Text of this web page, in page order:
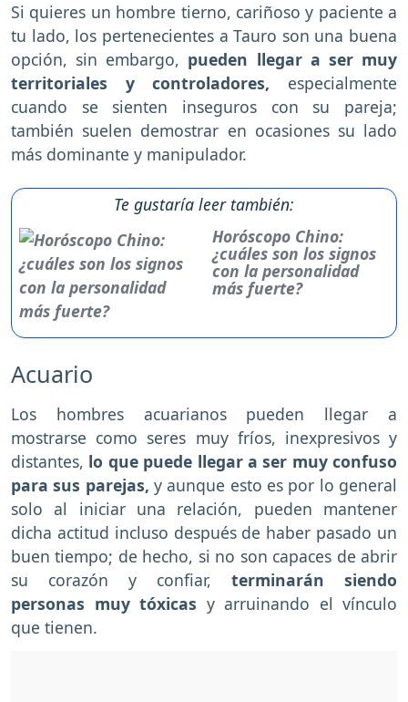
Si quieres un hombre tierno, cariñoso y paciente a
tu lado, los pertenecientes a Tauro son una buena
opción, sin embargo, pueden llegar a ser muy
territoriales y controladores, especialmente
cuando se sienten inseguros con su pareja;
también suelen demostrar en ocasiones su lado
más dominante y manipulador.
Te gustaría leer también:
Horóscopo Chino:
¿cuáles son los signos
con la personalidad
más fuerte?
Acuario
Los hombres acuarianos pueden llegar a
mostrarse como seres muy fríos, inexpresivos y
distantes, lo que puede llegar a ser muy confuso
para sus parejas, y aunque esto es por lo general
solo al iniciar una relación, pueden mantener
dicha actitud incluso después de haber pasado un
buen tiempo; de hecho, si no son capaces de abrir
su corazón y confiar, terminarán siendo
personas muy tóxicas y arruinando el vínculo
que tienen.